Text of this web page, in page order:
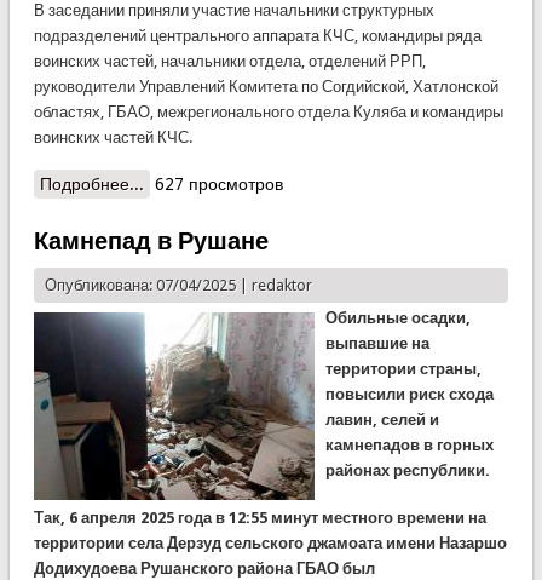
В заседании приняли участие начальники структурных
подразделений центрального аппарата КЧС, командиры ряда
воинских частей, начальники отдела, отделений РРП,
руководители Управлений Комитета по Согдийской, Хатлонской
областях, ГБАО, межрегионального отдела Куляба и командиры
воинских частей КЧС.
Подробнее... о В КЧС подвели итоги первого квартала 2025
627 просмотров
Камнепад в Рушане
Опубликована: 07/04/2025 | redaktor
Обильные осадки,
выпавшие на
территории страны,
повысили риск схода
лавин, селей и
камнепадов в горных
районах республики.
Так, 6 апреля 2025 года в 12:55 минут местного времени на
территории села Дерзуд сельского джамоата имени Назаршо
Додихудоева Рушанского района ГБАО был